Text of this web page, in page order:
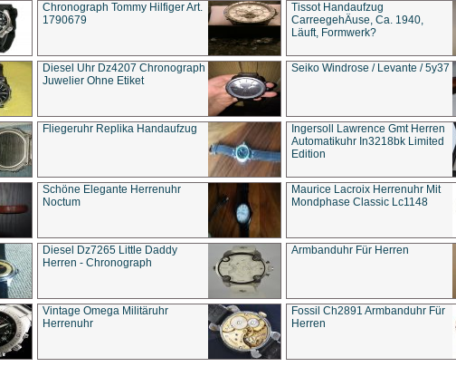
Chronograph Tommy Hilfiger Art.
1790679
Tissot Handaufzug
CarreegehÄuse, Ca. 1940,
Läuft, Formwerk?
Diesel Uhr Dz4207 Chronograph
Juwelier Ohne Etiket
Seiko Windrose / Levante / 5y37
Fliegeruhr Replika Handaufzug
Ingersoll Lawrence Gmt Herren
Automatikuhr In3218bk Limited
Edition
Schöne Elegante Herrenuhr
Noctum
Maurice Lacroix Herrenuhr Mit
Mondphase Classic Lc1148
Diesel Dz7265 Little Daddy
Herren - Chronograph
Armbanduhr Für Herren
Vintage Omega Militäruhr
Herrenuhr
Fossil Ch2891 Armbanduhr Für
Herren